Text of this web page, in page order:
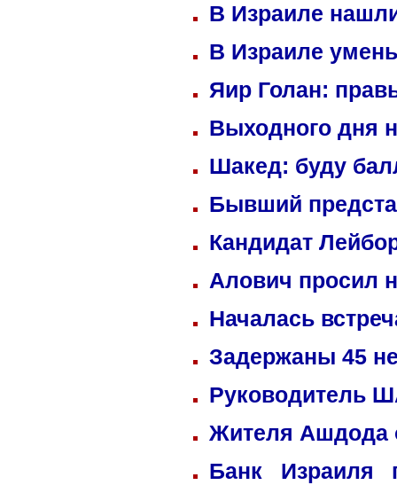
В Израиле
В Израиле
Яир Голан:
Выходного дня
Шакед: буду
Бывший
Кандидат
Алович просил
Началась
Задержаны 45
Руководитель
Жителя Ашдода
Банк Израиля